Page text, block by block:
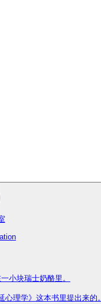
小块瑞士奶酪里。
理学》这本书里提出来的。